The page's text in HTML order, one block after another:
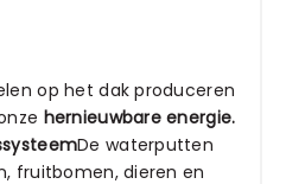
op het dak produceren
hernieuwbare energie.
De waterputten
fruitbomen, dieren en